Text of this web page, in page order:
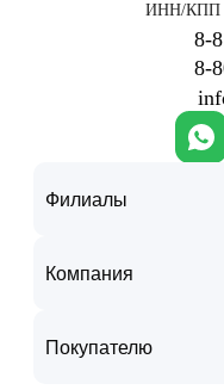
ИНН/КПП
Филиалы
Компания
Покупателю